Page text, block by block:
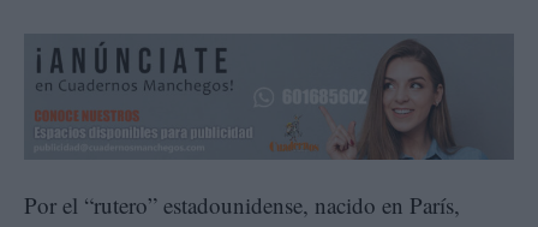
Por el “rutero” estadounidense, nacido en París,